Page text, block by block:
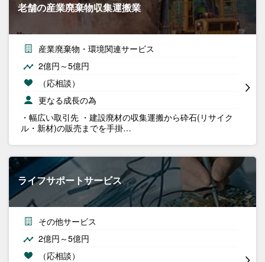
老舗の産業廃棄物収集運搬業
産業廃棄物・環境関連サービス
2億円～5億円
（応相談）
更なる成長の為
・幅広い取引先 ・建設廃材の収集運搬から砕石(リサイク
ル・新材)の販売までを手掛…
ライフサポートサービス
その他サービス
2億円～5億円
（応相談）